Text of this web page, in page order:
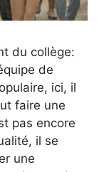
du collège:
de
ici, il
faire une
pas encore
il se
une